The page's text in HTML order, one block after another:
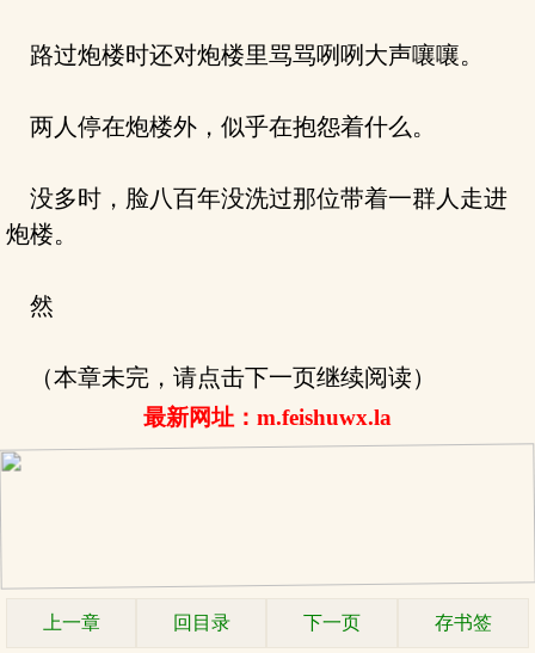
路过炮楼时还对炮楼里骂骂咧咧大声嚷嚷。
两人停在炮楼外，似乎在抱怨着什么。
没多时，脸八百年没洗过那位带着一群人走进
炮楼。
然
（本章未完，请点击下一页继续阅读）
最新网址：m.feishuwx.la
上一章 回目录 下一页 存书签